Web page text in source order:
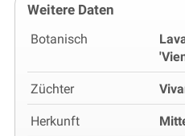
Weitere Daten
Botanisch
Züchter
Herkunft